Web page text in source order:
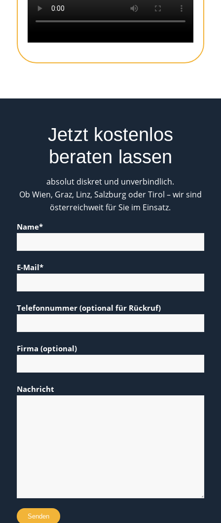
Jetzt kostenlos
beraten lassen
absolut diskret und unverbindlich.
Ob Wien, Graz, Linz, Salzburg oder Tirol – wir sind
österreichweit für Sie im Einsatz.
Name*
E-Mail*
Telefonnummer (optional für Rückruf)
Firma (optional)
Nachricht